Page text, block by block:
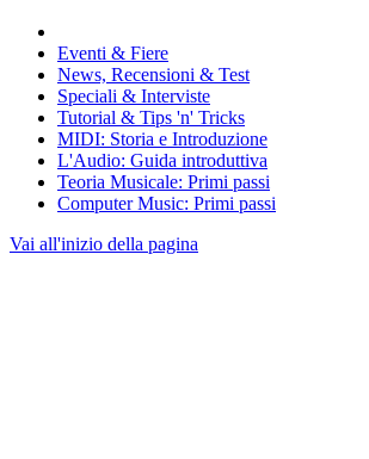
Eventi & Fiere
News, Recensioni & Test
Speciali & Interviste
Tutorial & Tips 'n' Tricks
MIDI: Storia e Introduzione
L'Audio: Guida introduttiva
Teoria Musicale: Primi passi
Computer Music: Primi passi
Vai all'inizio della pagina